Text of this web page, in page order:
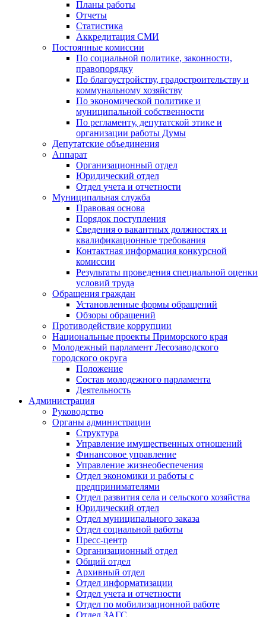
Планы работы
Отчеты
Статистика
Аккредитация СМИ
Постоянные комиссии
По социальной политике, законности,
правопорядку
По благоустройству, градостроительству и
коммунальному хозяйству
По экономической политике и
муниципальной собственности
По регламенту, депутатской этике и
организации работы Думы
Депутатские объединения
Аппарат
Организационный отдел
Юридический отдел
Отдел учета и отчетности
Муниципальная служба
Правовая основа
Порядок поступления
Сведения о вакантных должностях и
квалификационные требования
Контактная информация конкурсной
комиссии
Результаты проведения специальной оценки
условий труда
Обращения граждан
Установленные формы обращений
Обзоры обращений
Противодействие коррупции
Национальные проекты Приморского края
Молодежный парламент Лесозаводского
городского округа
Положение
Состав молодежного парламента
Деятельность
Администрация
Руководство
Органы администрации
Структура
Управление имущественных отношений
Финансовое управление
Управление жизнеобеспечения
Отдел экономики и работы с
предпринимателями
Отдел развития села и сельского хозяйства
Юридический отдел
Отдел муниципального заказа
Отдел социальной работы
Пресс-центр
Организационный отдел
Общий отдел
Архивный отдел
Отдел информатизации
Отдел учета и отчетности
Отдел по мобилизационной работе